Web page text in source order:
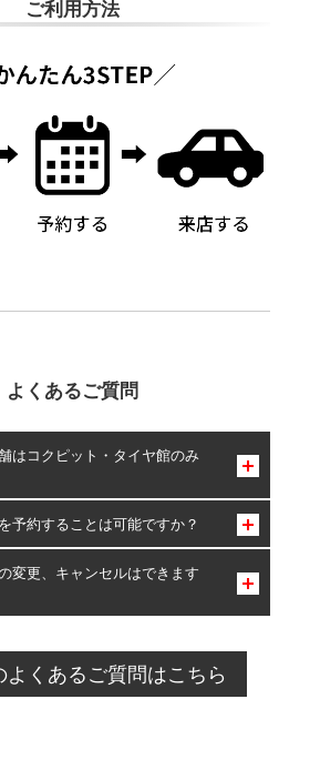
ご利用方法
よくあるご質問
はコクピット・タイヤ館のみ
イヤ館のみとなります。
予約することは可能ですか？
ご予約は可能です。
スの組み合わせに限り、同時にご予約が
います。
変更、キャンセルはできます
3営業日前を過ぎている場合のご予約
きましては、直接ご予約の店舗まで
よくあるご質問はこちら